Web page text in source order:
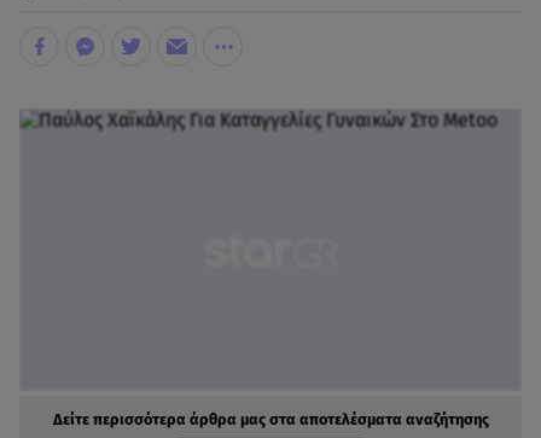
Δείτε περισσότερα άρθρα μας στα αποτελέσματα αναζήτησης